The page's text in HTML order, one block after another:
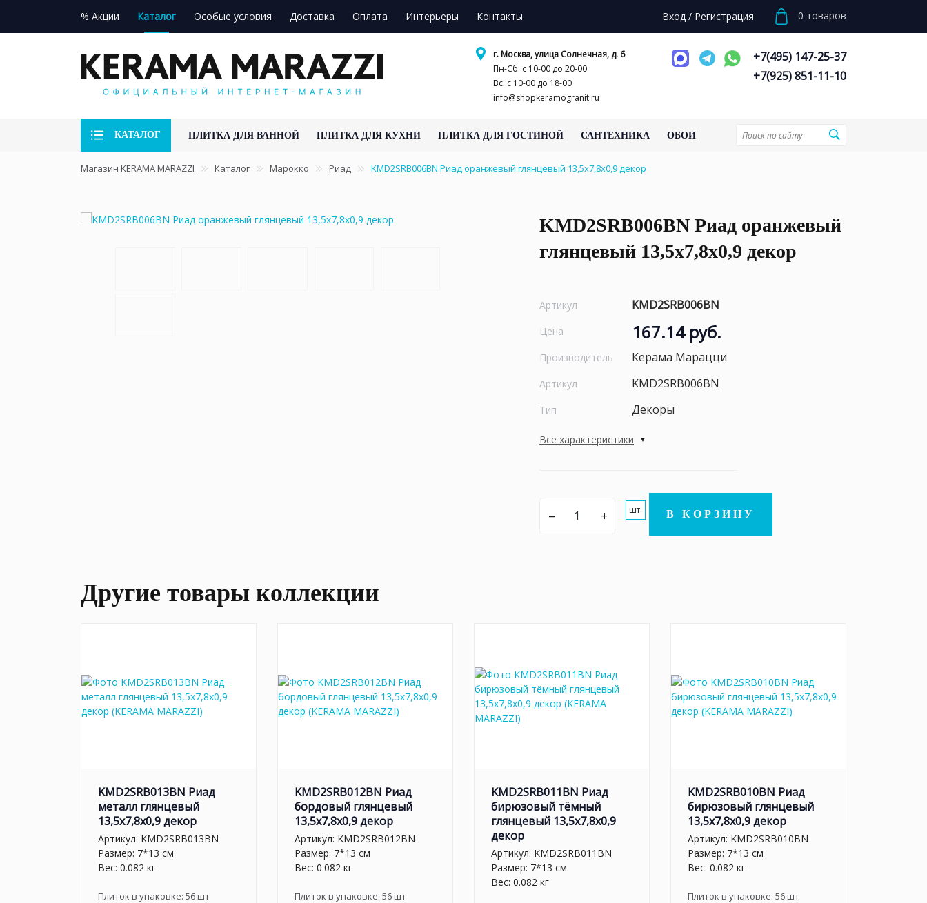
% Акции Каталог Особые условия Доставка Оплата Интерьеры Контакты Вход / Регистрация 0 товаров
г. Москва, улица Солнечная, д. 6
Пн-Сб: с 10-00 до 20-00
Вс: с 10-00 до 18-00
info@shopkeramogranit.ru
+7(495) 147-25-37
+7(925) 851-11-10
КАТАЛОГ ПЛИТКА ДЛЯ ВАННОЙ ПЛИТКА ДЛЯ КУХНИ ПЛИТКА ДЛЯ ГОСТИНОЙ САНТЕХНИКА ОБОИ
Магазин KERAMA MARAZZI Каталог Марокко Риад KMD2SRB006BN Риад оранжевый глянцевый 13,5x7,8x0,9 декор
KMD2SRB006BN Риад оранжевый
глянцевый 13,5x7,8x0,9 декор
Артикул KMD2SRB006BN
Цена 167.14 руб.
Производитель Керама Марацци
Артикул KMD2SRB006BN
Тип Декоры
Все характеристики
– + шт. В КОРЗИНУ
Другие товары коллекции
KMD2SRB013BN Риад
металл глянцевый
13,5x7,8x0,9 декор
Артикул: KMD2SRB013BN
Размер: 7*13 см
Вес: 0.082 кг
Плиток в упаковке: 56шт
KMD2SRB012BN Риад
бордовый глянцевый
13,5x7,8x0,9 декор
Артикул: KMD2SRB012BN
Размер: 7*13 см
Вес: 0.082 кг
Плиток в упаковке: 56шт
KMD2SRB011BN Риад
бирюзовый тёмный
глянцевый 13,5x7,8x0,9
декор
Артикул: KMD2SRB011BN
Размер: 7*13 см
Вес: 0.082 кг
KMD2SRB010BN Риад
бирюзовый глянцевый
13,5x7,8x0,9 декор
Артикул: KMD2SRB010BN
Размер: 7*13 см
Вес: 0.082 кг
Плиток в упаковке: 56шт